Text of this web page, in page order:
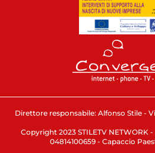
Direttore responsabile: Alfonso Stile -
Copyright 2023 STILETV NETWORK
04814100659 - Capaccio